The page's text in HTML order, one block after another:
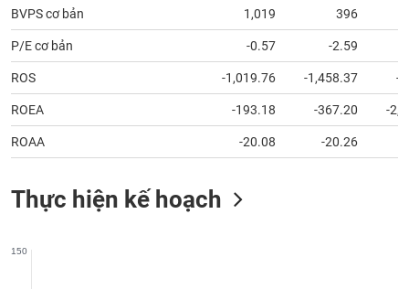
BVPS cơ bản 1,019 396
P/E cơ bản -0.57 -2.59
ROS -1,019.76 -1,458.37 -
ROEA -193.18 -367.20 -
ROAA -20.08 -20.26
Thực hiện kế hoạch
150
tạo
Sách
tài
chính
cụ